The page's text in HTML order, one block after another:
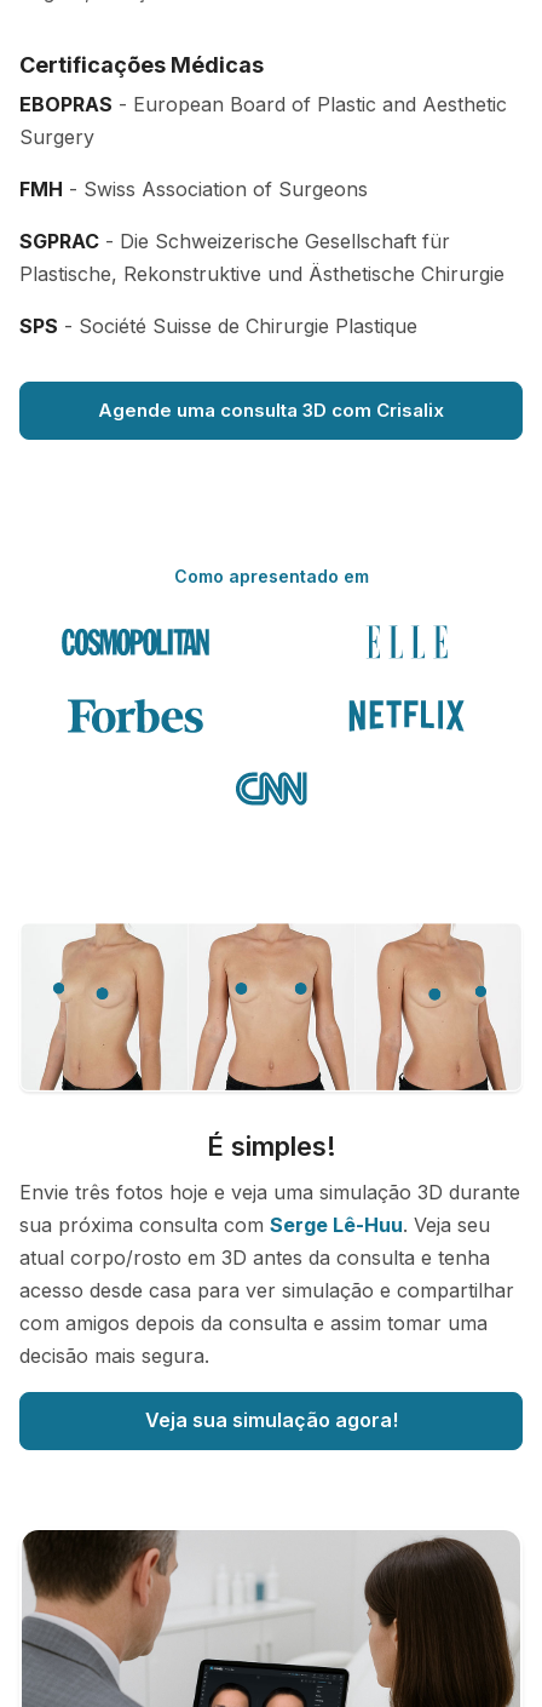
Certificações Médicas
EBOPRAS - European Board of Plastic and Aesthetic
Surgery
FMH - Swiss Association of Surgeons
SGPRAC - Die Schweizerische Gesellschaft für
Plastische, Rekonstruktive und Ästhetische Chirurgie
SPS - Société Suisse de Chirurgie Plastique
Agende uma consulta 3D com Crisalix
Como apresentado em
É simples!
Envie três fotos hoje e veja uma simulação 3D durante
sua próxima consulta com Serge Lê-Huu. Veja seu
atual corpo/rosto em 3D antes da consulta e tenha
acesso desde casa para ver simulação e compartilhar
com amigos depois da consulta e assim tomar uma
decisão mais segura.
Veja sua simulação agora!